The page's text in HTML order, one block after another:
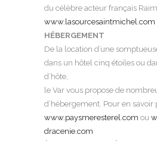
du célèbre acteur français
www.lasourcesaintmichel.com
HÉBERGEMENT
De la location d’une
dans un hôtel cinq étoiles ou
d’hôte,
le Var vous propose de
d’hébergement. Pour en savoir
www.paysmeresterel.com ou
dracenie.com